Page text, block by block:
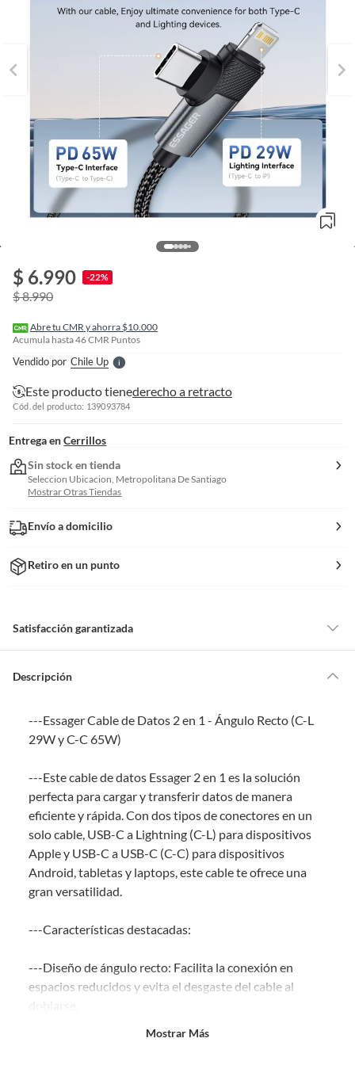
$ 6.990 -22%
$ 8.990
Abre tu CMR y ahorra $10.000
Acumula hasta46CMR Puntos
Vendido por Chile UpS
l
l
I
n
Este producto tienederecho a retracto
Cód. del producto: 139093784
Entrega en Cerrillos
Sin stock en tienda
Seleccion Ubicacion, Metropolitana De Santiago
Mostrar Otras Tiendas
Envío a domicilio
Retiro en un punto
Satisfacción garantizada
de la compra.
comprado por internet y que hay ciertas categorías que no tienen este
derecho:
puedan deteriorarse o caducar con rapidez.
Confeccionados a la medida.
De uso personal.
En sodimac.cl te damos30 días desde que recibes el producto . Debe
estar en perfecto estado, con todas sus etiquetas y sin uso, tal como te lo
entregamos.
Productos digitales que se entregan a través de una descarga
para el computador.
Productos que han sido informados como imperfectos, usados,
reparados, abiertos, de segunda selección, remanufacturados o
Descripción
---Essager Cable de Datos 2 en 1 - Ángulo Recto (C-L
29W y C-C 65W)
---Este cable de datos Essager 2 en 1 es la solución
perfecta para cargar y transferir datos de manera
eficiente y rápida. Con dos tipos de conectores en un
solo cable, USB-C a Lightning (C-L) para dispositivos
Apple y USB-C a USB-C (C-C) para dispositivos
Android, tabletas y laptops, este cable te ofrece una
gran versatilidad.
---Características destacadas:
---Diseño de ángulo recto: Facilita la conexión en
espacios reducidos y evita el desgaste del cable al
Mostrar Más